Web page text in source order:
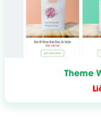
Theme